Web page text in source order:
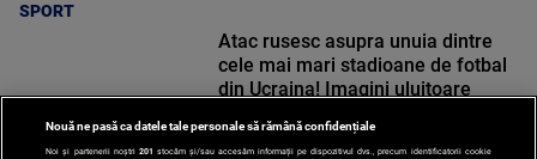
SPORT
Atac rusesc asupra unuia dintre
cele mai mari stadioane de fotbal
din Ucraina! Imagini uluitoare
Nouă ne pasă ca datele tale personale să rămână confidențiale
Noi și partenerii noștri 201 stocăm și/sau accesăm informații pe dispozitivul dvs., precum identificatorii cookie